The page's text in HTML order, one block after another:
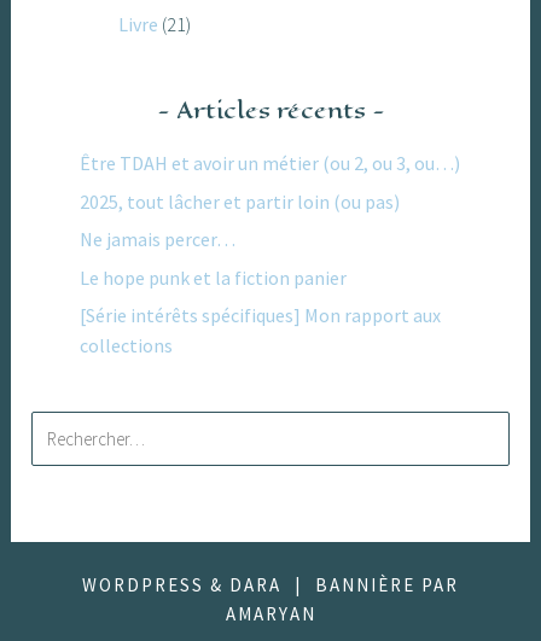
Livre (21)
Articles récents
Être TDAH et avoir un métier (ou 2, ou 3, ou…)
2025, tout lâcher et partir loin (ou pas)
Ne jamais percer…
Le hope punk et la fiction panier
[Série intérêts spécifiques] Mon rapport aux
collections
WORDPRESS & DARA
BANNIÈRE PAR
AMARYAN